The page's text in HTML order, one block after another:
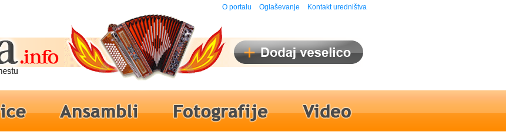
O portalu Oglaševanje Kontakt uredništva